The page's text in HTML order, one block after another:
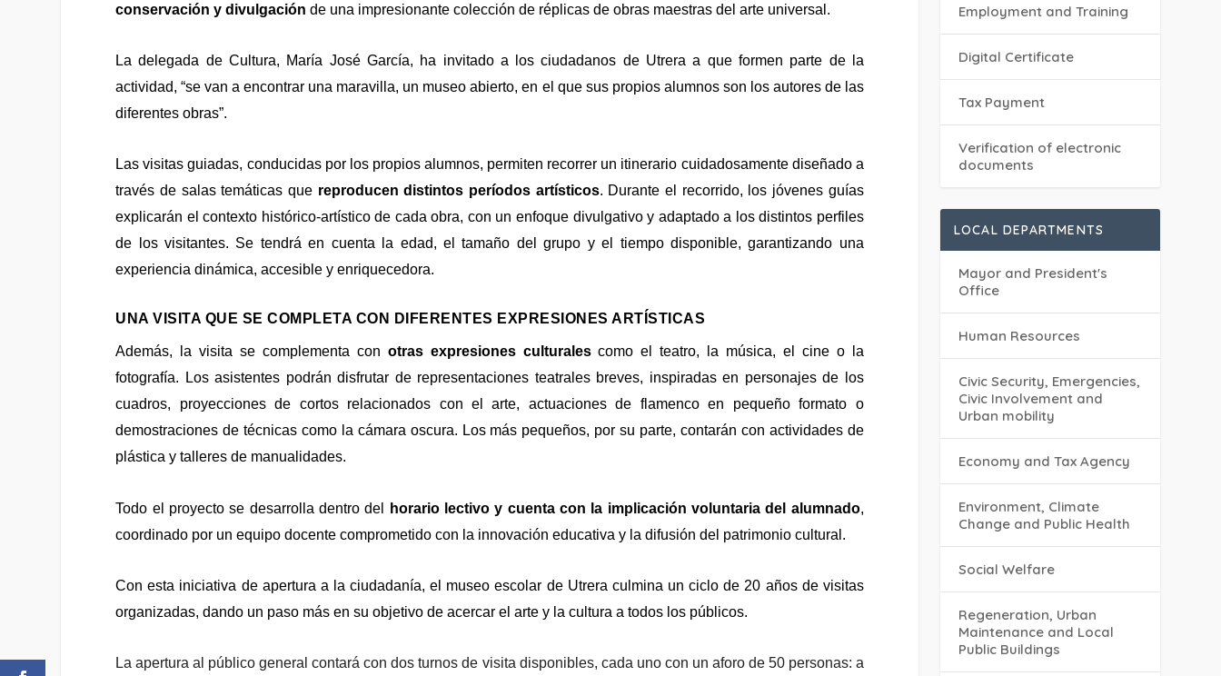
conservación y divulgación de una impresionante colección de réplicas de obras maestras del arte universal.
La delegada de Cultura, María José García, ha invitado a los ciudadanos de Utrera a que formen parte de la
actividad, “se van a encontrar una maravilla, un museo abierto, en el que sus propios alumnos son los autores de las
diferentes obras”.
Las visitas guiadas, conducidas por los propios alumnos, permiten recorrer un itinerario cuidadosamente diseñado a
través de salas temáticas que reproducen distintos períodos artísticos. Durante el recorrido, los jóvenes guías
explicarán el contexto histórico-artístico de cada obra, con un enfoque divulgativo y adaptado a los distintos perfiles
de los visitantes. Se tendrá en cuenta la edad, el tamaño del grupo y el tiempo disponible, garantizando una
experiencia dinámica, accesible y enriquecedora.
UNA VISITA QUE SE COMPLETA CON DIFERENTES EXPRESIONES ARTÍSTICAS
Además, la visita se complementa con otras expresiones culturalescomo el teatro, la música, el cine o la
fotografía. Los asistentes podrán disfrutar de representaciones teatrales breves, inspiradas en personajes de los
cuadros, proyecciones de cortos relacionados con el arte, actuaciones de flamenco en pequeño formato o
demostraciones de técnicas como la cámara oscura. Los más pequeños, por su parte, contarán con actividades de
plástica y talleres de manualidades.
Todo el proyecto se desarrolla dentro del horario lectivo y cuenta con la implicación voluntaria del alumnado,
coordinado por un equipo docente comprometido con la innovación educativa y la difusión del patrimonio cultural.
Con esta iniciativa de apertura a la ciudadanía, el museo escolar de Utrera culmina un ciclo de 20 años de visitas
organizadas, dando un paso más en su objetivo de acercar el arte y la cultura a todos los públicos.
La apertura al público generalcontarácon dos turnos de visita disponibles, cada uno con un aforo de 50 personas: a
Employment and Training
Digital Certificate
Tax Payment
Verification of electronic
documents
LOCAL DEPARTMENTS
Mayor and President's
Office
Human Resources
Civic Security, Emergencies,
Civic Involvement and
Urban mobility
Economy and Tax Agency
Environment, Climate
Change and Public Health
Social Welfare
Regeneration, Urban
Maintenance and Local
Public Buildings